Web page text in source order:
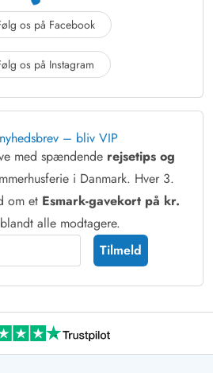
os på Facebook
os på Instagram
– bliv VIP
med spændende rejsetips og
i Danmark. Hver 3.
om et Esmark-gavekort på kr.
alle modtagere.
Tilmeld